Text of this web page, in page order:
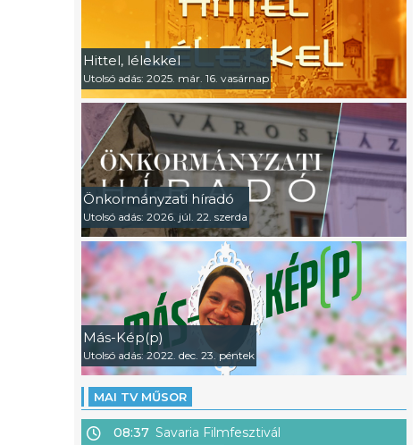
Hittel, lélekkel
Utolsó adás: 2025. már. 16. vasárnap
Önkormányzati híradó
Utolsó adás: 2026. júl. 22. szerda
Más-Kép(p)
Utolsó adás: 2022. dec. 23. péntek
MAI TV MŰSOR
08:37 Savaria Filmfesztivál